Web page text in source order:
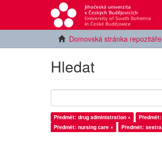
Domovská stránka
Hledat
Předmět: drug administration ×
Předmět: nursing care ×
Předmět: sestra